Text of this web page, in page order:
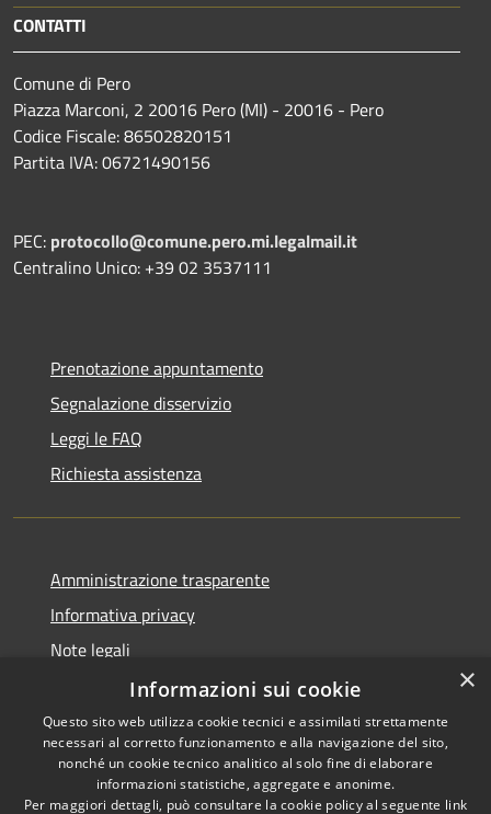
CONTATTI
Comune di Pero
Piazza Marconi, 2 20016 Pero (MI) - 20016 - Pero
Codice Fiscale: 86502820151
Partita IVA: 06721490156
PEC: protocollo@comune.pero.mi.legalmail.it
Centralino Unico: +39 02 3537111
Prenotazione appuntamento
Segnalazione disservizio
Leggi le FAQ
Richiesta assistenza
Amministrazione trasparente
Informativa privacy
Note legali
Dichiarazione di accessibilità
RSS
Copyright © 2026 • Comune di
×
Informazioni sui cookie
Questo sito web utilizza cookie tecnici e assimilati strettamente
necessari al corretto funzionamento e alla navigazione del sito,
nonché un cookie tecnico analitico al solo fine di elaborare
informazioni statistiche, aggregate e anonime.
Per maggiori dettagli, può consultare la cookie policy al seguente link